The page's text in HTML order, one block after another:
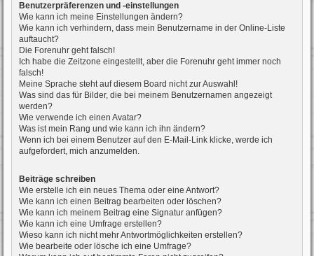
Benutzerpräferenzen und -einstellungen
Wie kann ich meine Einstellungen ändern?
Wie kann ich verhindern, dass mein Benutzername in der Online-Liste
auftaucht?
Die Forenuhr geht falsch!
Ich habe die Zeitzone eingestellt, aber die Forenuhr geht immer noch
falsch!
Meine Sprache steht auf diesem Board nicht zur Auswahl!
Was sind das für Bilder, die bei meinem Benutzernamen angezeigt
werden?
Wie verwende ich einen Avatar?
Was ist mein Rang und wie kann ich ihn ändern?
Wenn ich bei einem Benutzer auf den E-Mail-Link klicke, werde ich
aufgefordert, mich anzumelden.
Beiträge schreiben
Wie erstelle ich ein neues Thema oder eine Antwort?
Wie kann ich einen Beitrag bearbeiten oder löschen?
Wie kann ich meinem Beitrag eine Signatur anfügen?
Wie kann ich eine Umfrage erstellen?
Wieso kann ich nicht mehr Antwortmöglichkeiten erstellen?
Wie bearbeite oder lösche ich eine Umfrage?